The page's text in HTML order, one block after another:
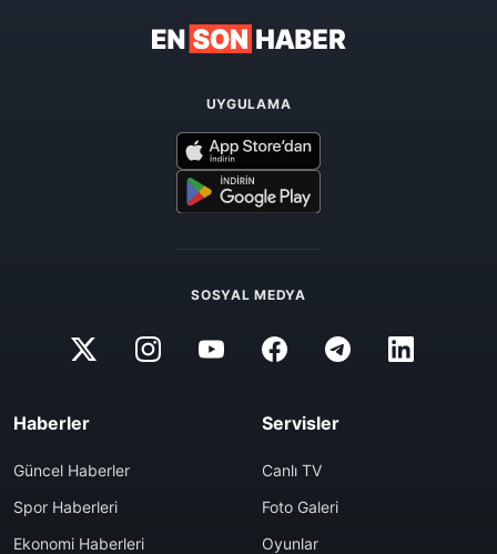
UYGULAMA
SOSYAL MEDYA
Haberler
Güncel Haberler
Spor Haberleri
Ekonomi Haberleri
Servisler
Canlı TV
Foto Galeri
Oyunlar